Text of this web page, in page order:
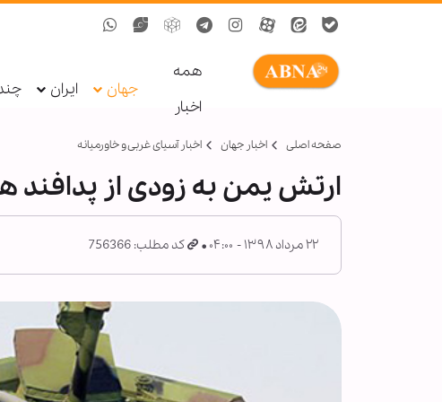
همه
اخبار
جهان ایران
صفحه اصلی اخبار جهان اخبار آسیای غربی و خاورمیانه
ارتش یمن به زودی از پدافند
۲۲ مرداد ۱۳۹۸ - ۰۴:۰۰ کد مطلب: 756366